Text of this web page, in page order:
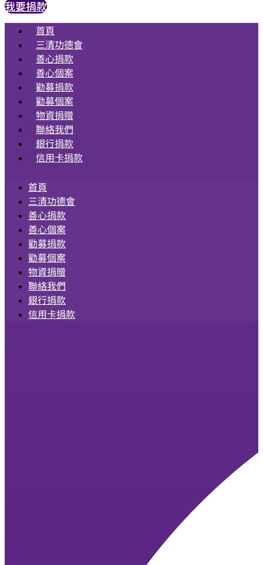
我要捐款
首頁
三清功德會
善心捐款
善心個案
勸募捐款
勸募個案
物資捐贈
聯絡我們
銀行捐款
信用卡捐款
首頁
三清功德會
善心捐款
善心個案
勸募捐款
勸募個案
物資捐贈
聯絡我們
銀行捐款
信用卡捐款